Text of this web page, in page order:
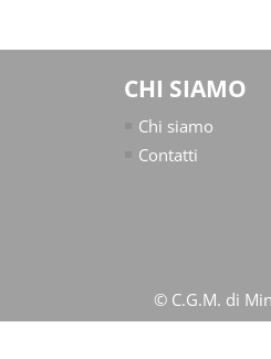
CHI SIAMO
Chi siamo
Contatti
© C.G.M. di